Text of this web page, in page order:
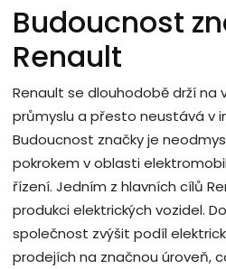
Budoucnost
Renault
Renault se dlouhodobě drží na
průmyslu a přesto neustává v
Budoucnost značky je
pokrokem v oblasti
řízení. Jedním z hlavních cílů
produkci elektrických vozidel.
společnost zvýšit podíl
prodejích na značnou úroveň,